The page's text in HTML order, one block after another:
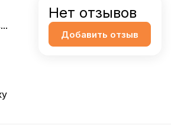
Нет отзывов
Добавить отзыв